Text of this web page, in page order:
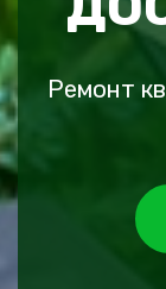
Ремонт